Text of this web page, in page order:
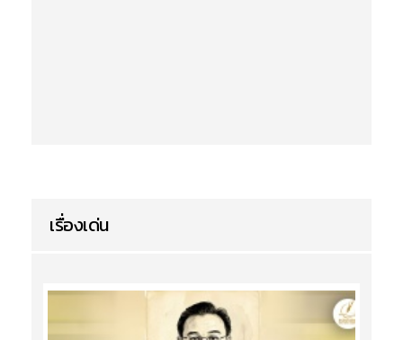
เรื่องเด่น